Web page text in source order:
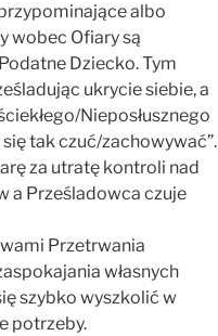
albo
wobec Ofiary są
Dziecko. Tym
ukrycie siebie, a
Nieposłusznego
tak czuć/zachowywać”.
za utratę kontroli nad
a Prześladowca czuje
Przetrwania
własnych
szybko wyszkolić w
potrzeby.